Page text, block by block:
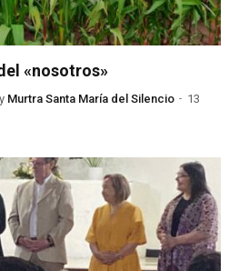
«nosotros»
y Murtra Santa María del Silencio
13